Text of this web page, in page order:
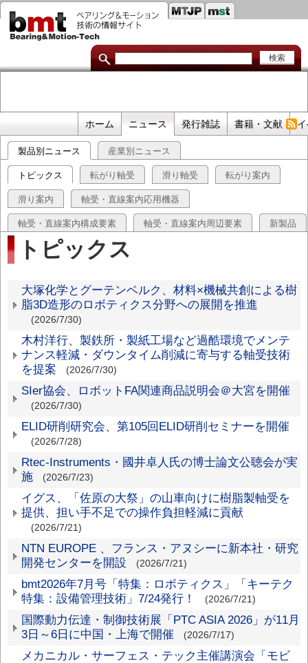
メ
イ
テ
カ
ン
ダ
リ
ン
ク
ラ
イ
リ
リ
ン
ク
ホーム ニュース 発行雑誌 書籍・文献
製品別ニュース 産業別ニュース
トピックス 転がり軸受 滑り軸受 転がり案内
滑り案内 軸受・直線案内応用機器
軸受・直線案内構成要素 軸受・直線案内周辺要素 新製品
トピックス
ピ
大塚化学とグーテンベルク、材料×機械共創による樹
脂3D造形のロボティクス分野への展開を推進
(2026/7/30)
木村洋行、製鉄所・製紙工場など過酷環境でメンテ
ナンス軽減・ダウンタイム削減に寄与する軸受技術
を提案
(2026/7/30)
SIer協会、ロボットFA関連商品説明会＠大宮を開催
(2026/7/30)
ELID研削研究会、第105回ELID研削セミナーを開催
(2026/7/28)
Rtec-Instruments・國井卓人氏の博士論文公聴会が実
施
(2026/7/23)
イグス、「佐原の大祭」の山車向けに樹脂製軸受を
提供、担い手不足での操作負担軽減に貢献
(2026/7/21)
NTN EUROPE 、フランス・アヌシーに新本社・研究
開発センターを開設
(2026/7/21)
bmt2026年7月号「特集：ロボティクス」「キーテク
特集：設備管理技術」7/24発行！
(2026/7/21)
国際動力伝達・制御技術展「PTC ASIA 2026」が11月
3日～6日に中国・上海で開催
(2026/7/17)
メカニカル・サーフェス・テック主催講演会「モビ